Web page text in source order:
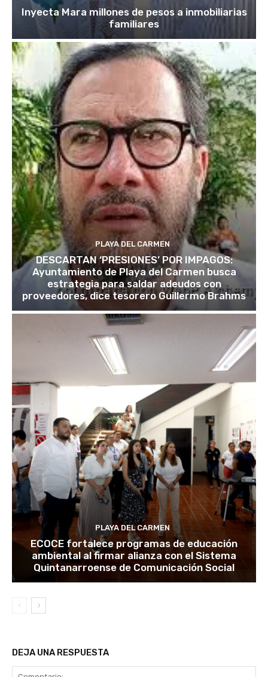
Inyecta Mara millones de pesos a inmobiliarias
familiares
PLAYA DEL CARMEN
DESCARTAN ‘PRESIONES’ POR IMPAGOS:
Ayuntamiento de Playa del Carmen busca
estrategia para saldar adeudos con
proveedores, dice tesorero Guillermo Brahms
PLAYA DEL CARMEN
ECOCE fortalece programas de educación
ambiental al firmar alianza con el Sistema
Quintanarroense de Comunicación Social
DEJA UNA RESPUESTA